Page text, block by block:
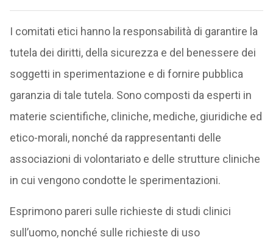
I comitati etici hanno la responsabilità di garantire la
tutela dei diritti, della sicurezza e del benessere dei
soggetti in sperimentazione e di fornire pubblica
garanzia di tale tutela. Sono composti da esperti in
materie scientifiche, cliniche, mediche, giuridiche ed
etico-morali, nonché da rappresentanti delle
associazioni di volontariato e delle strutture cliniche
in cui vengono condotte le sperimentazioni.
Esprimono pareri sulle richieste di studi clinici
sull’uomo, nonché sulle richieste di uso